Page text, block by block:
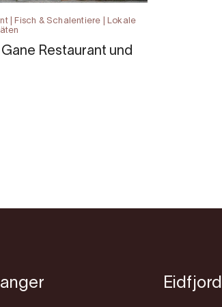
| Fisch & Schalentiere | Lokale
Restaurant und
Eidfjord